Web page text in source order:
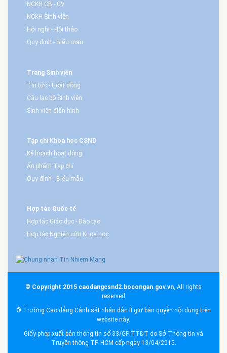
NCKH CB - GV
NCKH Sinh viên
Hội nghị - Hội thảo
Quy định - Biểu mẫu
Trang Sinh viên
Tin tức - Hoạt động
Câu lạc bộ Sinh viên
Sinh viên điển hình
Tạp chí Khoa học CSND
Kế hoạch hoạt động
Ấn phẩm Tạp chí
Quy định - Biểu mẫu
Hợp tác Quốc tế
Hợp tác Giáo dục - Đào tạo
Hợp tác Nghiên cứu Khoa học
© Copyright 2015 caodangcsnd2.bocongan.gov.vn, All rights
reserved
® Trường Cao đẳng Cảnh sát nhân dân II giữ bản quyền nội dung trên
website này.
Giấy phép xuất bản thông tin số 33/GP-TTĐT do Sở Thông tin và
Truyền thông TP. HCM cấp ngày 13/04/2015.